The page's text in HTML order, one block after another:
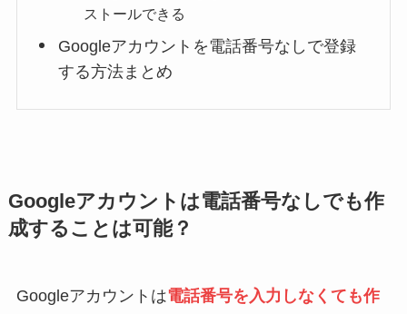
ストールできる
Googleアカウントを電話番号なしで登録
する方法まとめ
Googleアカウントは電話番号なしでも作
成することは可能？
Googleアカウントは電話番号を入力しなくても作